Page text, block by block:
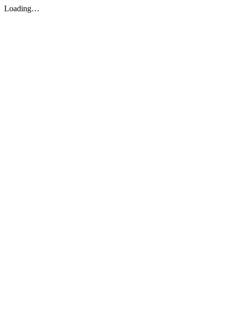
Loading…